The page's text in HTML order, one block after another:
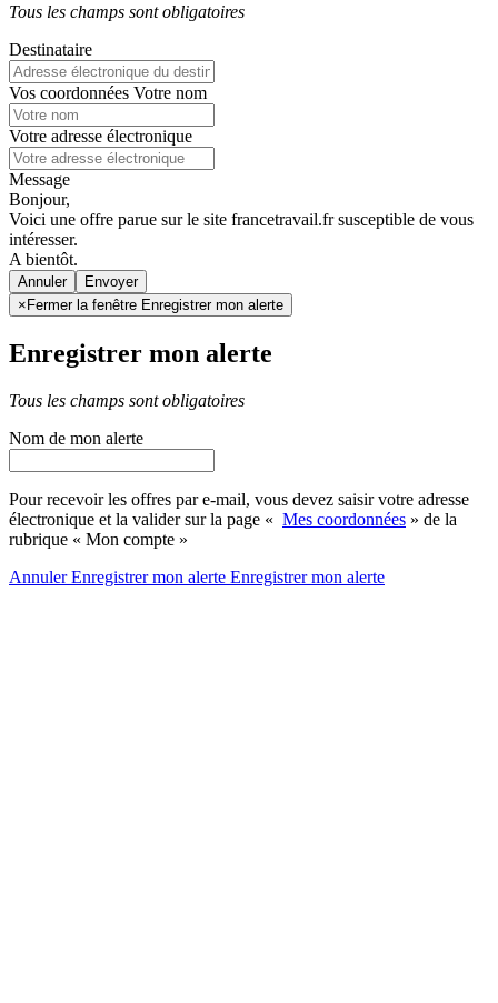
Tous les champs sont obligatoires
Destinataire
Vos coordonnées Votre nom
Votre adresse électronique
Message
Bonjour,
Voici une offre parue sur le site francetravail.fr susceptible de vous
intéresser.
A bientôt.
Annuler
× Fermer la fenêtre Enregistrer mon alerte
Enregistrer mon alerte
Tous les champs sont obligatoires
Nom de mon alerte
Pour recevoir les offres par e-mail, vous devez saisir votre adresse
électronique et la valider sur la page « Mes coordonnées » de la
rubrique « Mon compte »
AnnulerEnregistrer mon alerte Enregistrermon alerte